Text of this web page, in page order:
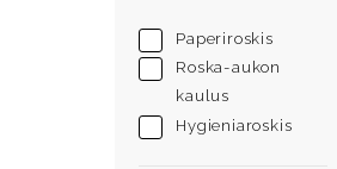
Paperiroskis
Roska-aukon
kaulus
Hygieniaroskis